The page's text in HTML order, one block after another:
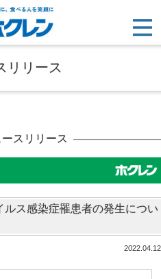
リリース
スリリース
ス感染症罹患者の発生につい
2022.04.12